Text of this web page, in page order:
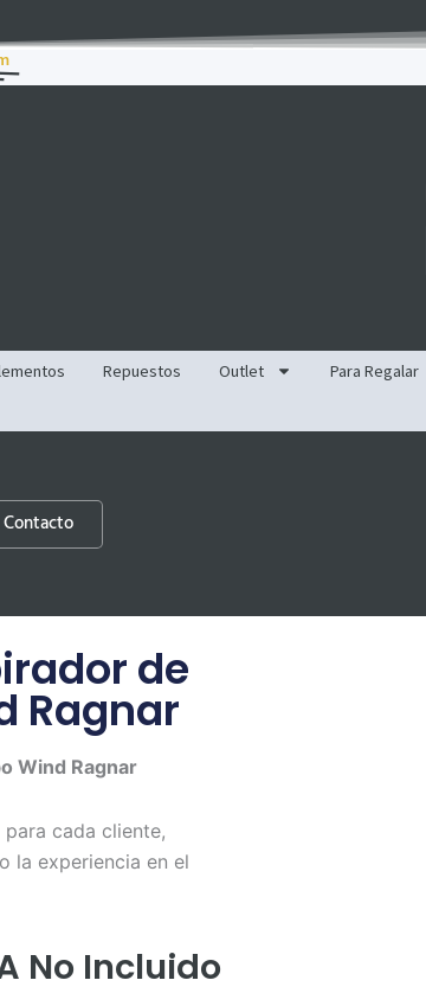
Repuestos Outlet Para Regalar
Contacto
de
Ragnar
Wind Ragnar
cada cliente,
la experiencia en el
No Incluido